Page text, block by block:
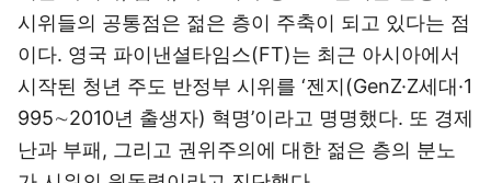
시위들의 공통점은 젊은 층이 주축이 되고 있다는 점
이다. 영국 파이낸셜타임스(FT)는 최근 아시아에서
시작된 청년 주도 반정부 시위를 ‘젠지(GenZ·Z세대·1
995∼2010년 출생자) 혁명’이라고 명명했다. 또 경제
난과 부패, 그리고 권위주의에 대한 젊은 층의 분노